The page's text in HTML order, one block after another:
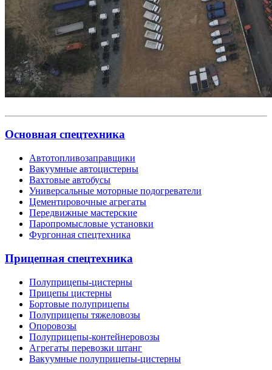
Основная спецтехника
Автотопливозаправщики
Вакуумные автоцистерны
Вахтовые автобусы
Универсальные моторные подогреватели
Цементировочные агрегаты
Передвижные мастерские
Паропромысловые установки
Фургонная спецтехника
Прицепная спецтехника
Полуприцепы-цистерны
Прицепы цистерны
Бортовые полуприцепы
Полуприцепы тяжеловозы
Опоровозы
Полуприцепы-контейнеровозы
Агрегаты перевозки штанг
Вакуумные полуприцепы-цистерны